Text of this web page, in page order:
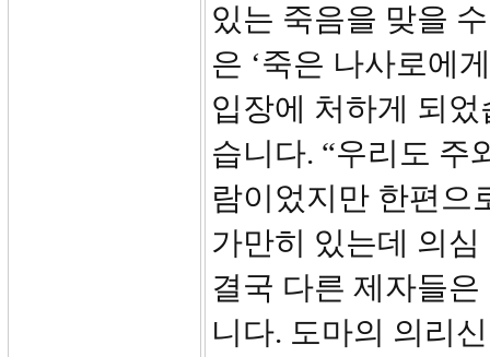
있는 죽음을 맞을
은 ‘죽은 나사로에
입장에 처하게 되
습니다. “우리도 주
람이었지만 한편으
가만히 있는데 의
결국 다른 제자들
니다. 도마의 의리